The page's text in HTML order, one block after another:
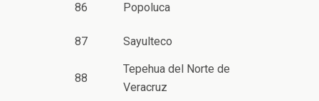
86 Popoluca
87 Sayulteco
88
Tepehua del Norte de
Veracruz